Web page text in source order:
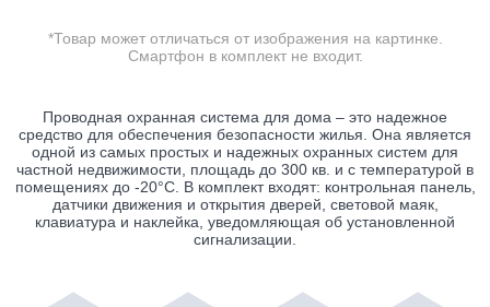
*Товар может отличаться от изображения на картинке.
Смартфон в комплект не входит.
Проводная охранная система для дома – это надежное
средство для обеспечения безопасности жилья. Она является
одной из самых простых и надежных охранных систем для
частной недвижимости, площадь до 300 кв. и с температурой в
помещениях до -20°C. В комплект входят: контрольная панель,
датчики движения и открытия дверей, световой маяк,
клавиатура и наклейка, уведомляющая об установленной
сигнализации.